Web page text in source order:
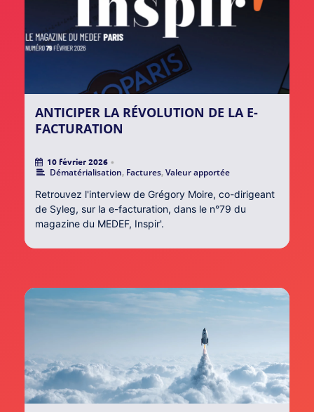
ANTICIPER LA RÉVOLUTION DE LA E-
FACTURATION
10 février 2026 •
Dématérialisation, Factures,Valeur apportée
Retrouvez l'interview de Grégory Moire, co-dirigeant
de Syleg, sur la e-facturation, dans le n°79 du
magazine du MEDEF, Inspir'.